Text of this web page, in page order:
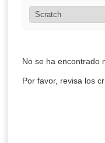
No se ha encontrado
Por favor, revisa los